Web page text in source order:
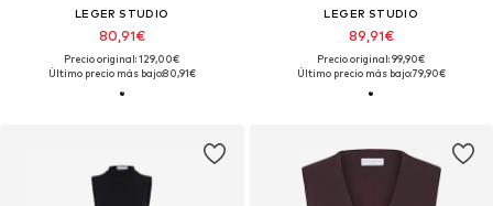
LEGER STUDIO
80,91€
Precio original: 129,00€
Último precio más bajo:80,91€
LEGER STUDIO
89,91€
Precio original: 99,90€
Último precio más bajo:79,90€